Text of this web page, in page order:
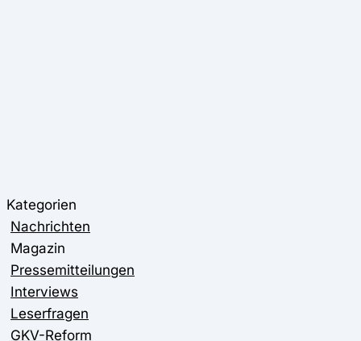
Kategorien
Nachrichten
Magazin
Pressemitteilungen
Interviews
Leserfragen
GKV-Reform